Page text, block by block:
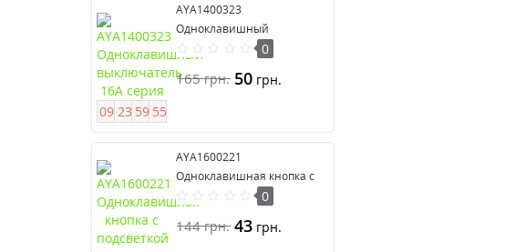
09 2359 54
AYA1400323
Одноклавишный
выключатель 16А серия
Anya
0
165грн. 50 грн.
AYA1600221
Одноклавишная кнопка с
подсветкой серии Anya
0
144грн. 43 грн.